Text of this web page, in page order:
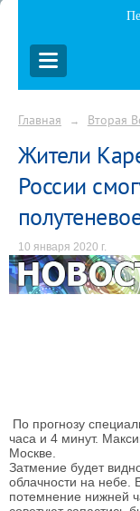
Главная → Вторая
Жители
России
10 января 2020 г.
По прогнозу
часа и 4 минут.
Москве.
Затмение будет
облачности на небе.
потемнение нижней